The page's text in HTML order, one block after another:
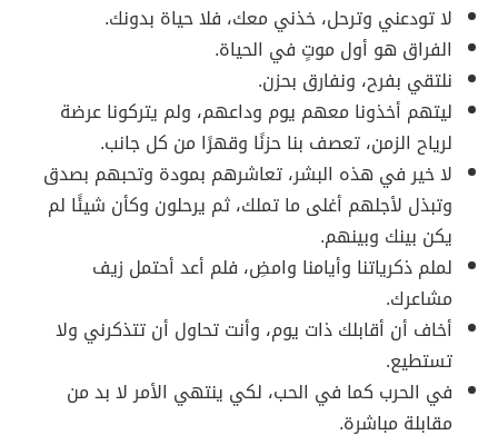
لا تودعني وترحل، خذني معك، فلا حياة بدونك.
الفراق هو أول موتٍ في الحياة.
نلتقي بفرح، ونفارق بحزن.
ليتهم أخذونا معهم يوم وداعهم، ولم يتركونا عرضة
لرياح الزمن، تعصف بنا حزنًا وقهرًا من كل جانب.
لا خير في هذه البشر، تعاشرهم بمودة وتحبهم بصدق
وتبذل لأجلهم أغلى ما تملك، ثم يرحلون وكأن شيئًا لم
يكن بينك وبينهم.
لملم ذكرياتنا وأيامنا وامضِ، فلم أعد أحتمل زيف
مشاعرك.
أخاف أن أقابلك ذات يوم، وأنت تحاول أن تتذكرني ولا
تستطيع.
في الحرب كما في الحب، لكي ينتهي الأمر لا بد من
مقابلة مباشرة.